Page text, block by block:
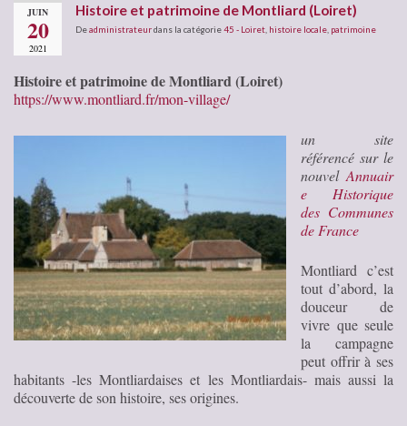
JUIN
20
2021
Histoire et patrimoine de Montliard (Loiret)
Deadministrateurdans la catégorie45 - Loiret histoire locale patrimoine
Histoire et patrimoine de Montliard (Loiret)
https://www.montliard.fr/mon-village/
un site
référencé sur le
nouvel Annuair
e Historique
des Communes
de France
Montliard c’est
tout d’abord, la
douceur de
vivre que seule
la campagne
peut offrir à ses
habitants -les Montliardaises et les Montliardais- mais aussi la
découverte de son histoire, ses origines.